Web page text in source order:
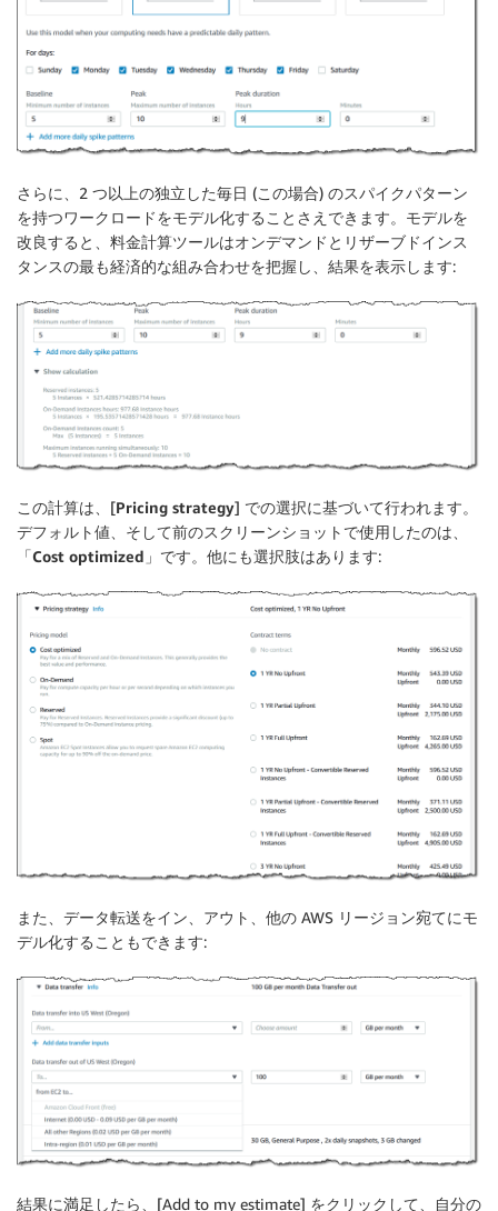
さらに、2 つ以上の独立した毎日 (この場合) のスパイクパターン
を持つワークロードをモデル化することさえできます。モデルを
改良すると、料金計算ツールはオンデマンドとリザーブドインス
タンスの最も経済的な組み合わせを把握し、結果を表示します:
この計算は、[Pricing strategy] での選択に基づいて行われます。
デフォルト値、そして前のスクリーンショットで使用したのは、
「Cost optimized 」です。他にも選択肢はあります:
また、データ転送をイン、アウト、他の AWS リージョン宛てにモ
デル化することもできます:
結果に満足したら、[Add to my estimate] をクリックして、自分の